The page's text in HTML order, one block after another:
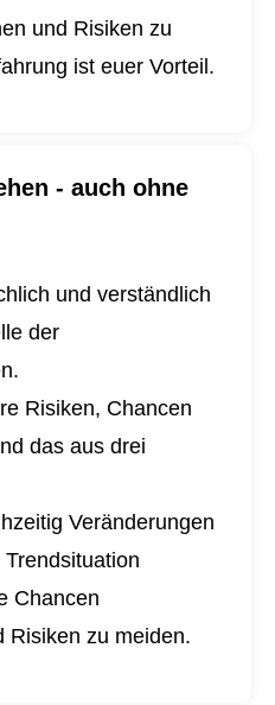
und Risiken zu
ist euer Vorteil.
- auch ohne
und verständlich
der
Risiken, Chancen
das aus drei
Veränderungen
Chancen
Risiken zu meiden.